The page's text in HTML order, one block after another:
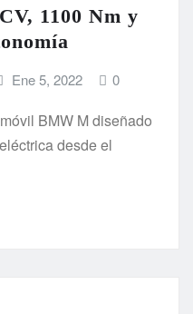
1100 Nm y
Ene 5, 2022 0
BMW M diseñado
desde el